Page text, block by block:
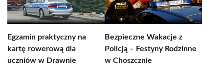
Egzamin praktyczny na
kartę rowerową dla
uczniów w Drawnie
Bezpieczne Wakacje z
Policją – Festyny Rodzinne
w Choszcznie